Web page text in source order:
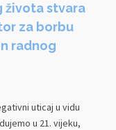
života stvara
za borbu
radnog
uticaj u vidu
u 21. vijeku,